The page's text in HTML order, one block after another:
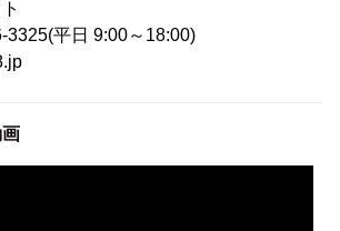
平日 9:00～18:00)